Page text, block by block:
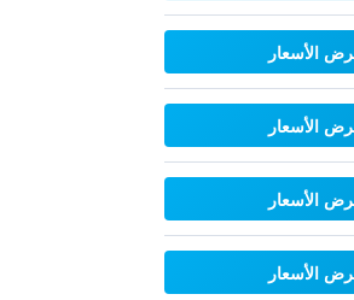
الأسعار
الأسعار
الأسعار
الأسعار